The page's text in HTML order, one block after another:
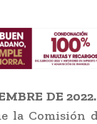
DE
la Comisión